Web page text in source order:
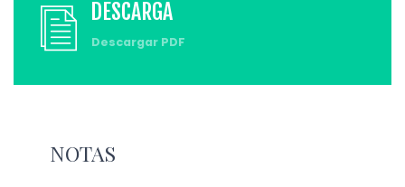
DESCARGA
Descargar PDF
NOTAS